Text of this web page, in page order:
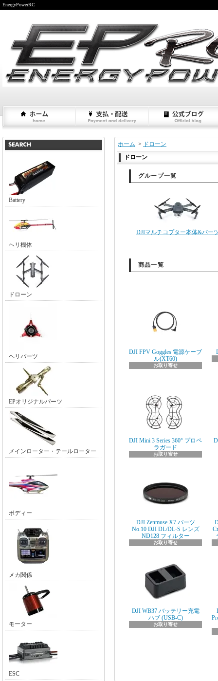
EnergyPowerRC
Battery
ヘリ機体
ドローン
ヘリパーツ
EPオリジナルパーツ
メインローター・テールローター
ボディー
メカ関係
モーター
ESC
ホーム > ドローン
ドローン
グループ一覧
DJIマルチコプター本体&パー
商品一覧
DJI FPV Goggles 電源ケーブ
ル(XT60)
お取り寄せ
DJI Mini 3 Series 360° プロペ
ラガード
お取り寄せ
DJI Zenmuse X7 パーツ
No.10 DJI DL/DL-S レンズ
ND128 フィルター
お取り寄せ
DJI WB37 バッテリー充電
ハブ (USB-C)
お取り寄せ